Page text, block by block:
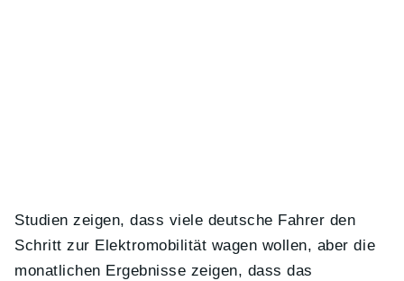
Studien zeigen, dass viele deutsche Fahrer den
Schritt zur Elektromobilität wagen wollen, aber die
monatlichen Ergebnisse zeigen, dass das